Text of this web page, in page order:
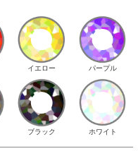
イエロー パープル
ブラック ホワイト